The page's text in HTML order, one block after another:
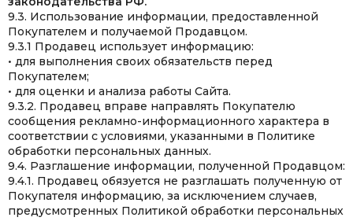
9.3. Использование информации, предоставленной
Покупателем и получаемой Продавцом.
9.3.1 Продавец использует информацию:
• для выполнения своих обязательств перед
Покупателем;
• для оценки и анализа работы Сайта.
9.3.2. Продавец вправе направлять Покупателю
сообщения рекламно-информационного характера в
соответствии с условиями, указанными в Политике
обработки персональных данных.
9.4. Разглашение информации, полученной Продавцом:
9.4.1. Продавец обязуется не разглашать полученную от
Покупателя информацию, за исключением случаев,
предусмотренных Политикой обработки персональных